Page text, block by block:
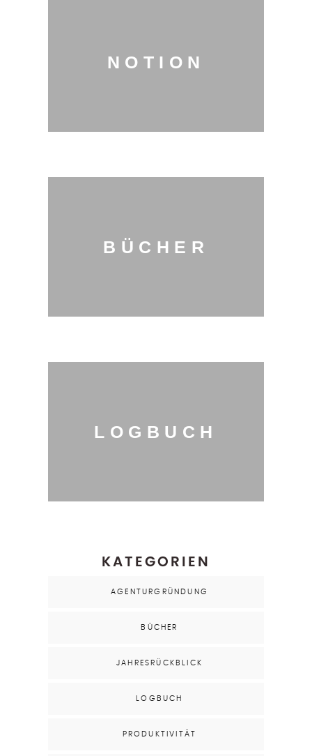
NOTION
BÜCHER
LOGBUCH
KATEGORIEN
AGENTURGRÜNDUNG
BÜCHER
JAHRESRÜCKBLICK
LOGBUCH
PRODUKTIVITÄT